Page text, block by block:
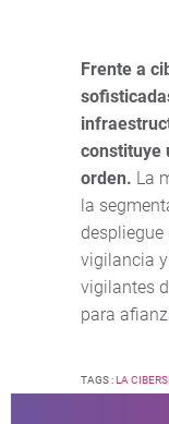
Frente a
constituye
orden. La
la
vigilancia
vigilantes
para
TAGS :LA